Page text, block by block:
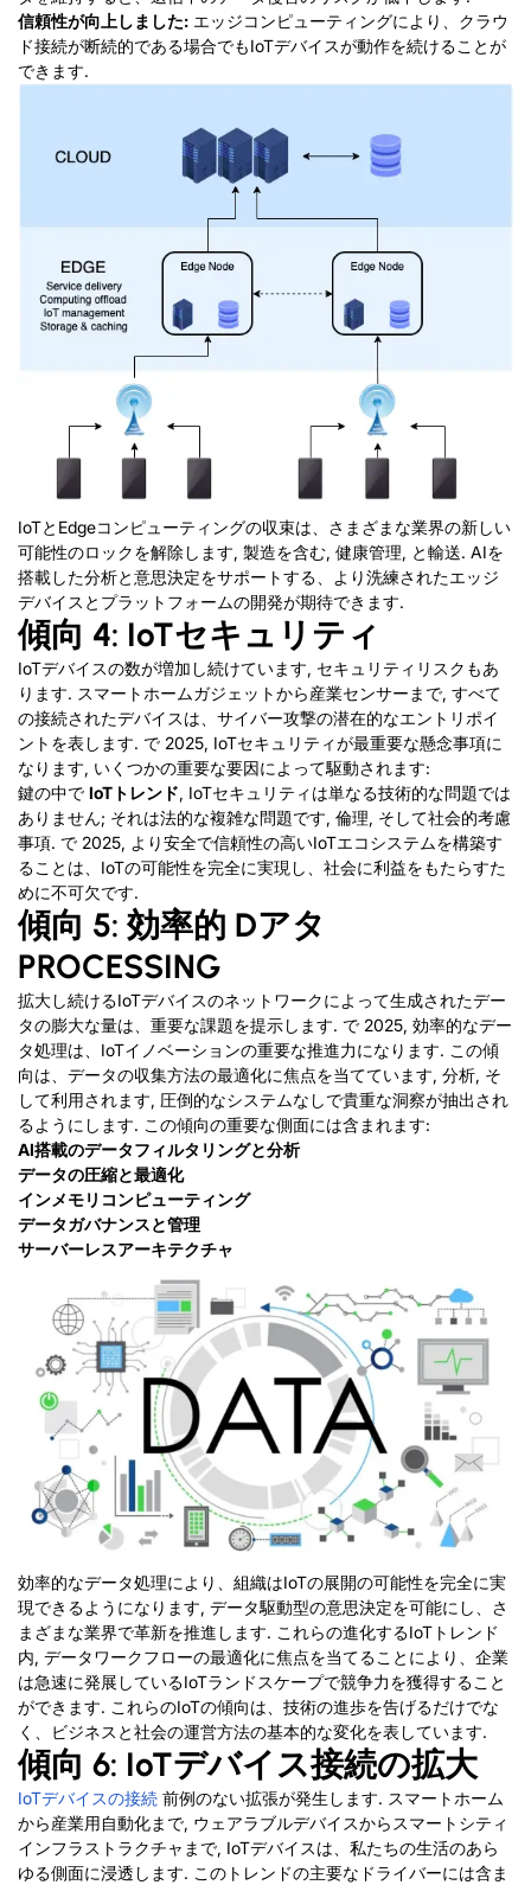
信頼性が向上しました: エッジコンピューティングにより、クラウ
ド接続が断続的である場合でもIoTデバイスが動作を続けることが
できます.
IoTとEdgeコンピューティングの収束は、さまざまな業界の新しい
可能性のロックを解除します, 製造を含む, 健康管理, と輸送. AIを
搭載した分析と意思決定をサポートする、より洗練されたエッジ
デバイスとプラットフォームの開発が期待できます.
傾向 4: IoTセキュリティ
IoTデバイスの数が増加し続けています, セキュリティリスクもあ
ります. スマートホームガジェットから産業センサーまで, すべて
の接続されたデバイスは、サイバー攻撃の潜在的なエントリポイ
ントを表します. で 2025, IoTセキュリティが最重要な懸念事項に
なります, いくつかの重要な要因によって駆動されます:
鍵の中で IoTトレンド, IoTセキュリティは単なる技術的な問題では
ありません; それは法的な複雑な問題です, 倫理, そして社会的考慮
事項. で 2025, より安全で信頼性の高いIoTエコシステムを構築す
ることは、IoTの可能性を完全に実現し、社会に利益をもたらすた
めに不可欠です.
傾向 5: 効率的 Dアタ
PROCESSING
拡大し続けるIoTデバイスのネットワークによって生成されたデー
タの膨大な量は、重要な課題を提示します. で 2025, 効率的なデー
タ処理は、IoTイノベーションの重要な推進力になります. この傾
向は、データの収集方法の最適化に焦点を当てています, 分析, そ
して利用されます, 圧倒的なシステムなしで貴重な洞察が抽出され
るようにします. この傾向の重要な側面には含まれます:
AI搭載のデータフィルタリングと分析
データの圧縮と最適化
インメモリコンピューティング
データガバナンスと管理
サーバーレスアーキテクチャ
効率的なデータ処理により、組織はIoTの展開の可能性を完全に実
現できるようになります, データ駆動型の意思決定を可能にし、さ
まざまな業界で革新を推進します. これらの進化するIoTトレンド
内, データワークフローの最適化に焦点を当てることにより、企業
は急速に発展しているIoTランドスケープで競争力を獲得すること
ができます. これらのIoTの傾向は、技術の進歩を告げるだけでな
く、ビジネスと社会の運営方法の基本的な変化を表しています.
傾向 6: IoTデバイス接続の拡大
IoTデバイスの接続 前例のない拡張が発生します. スマートホーム
から産業用自動化まで, ウェアラブルデバイスからスマートシティ
インフラストラクチャまで, IoTデバイスは、私たちの生活のあら
ゆる側面に浸透します. このトレンドの主要なドライバーには含ま